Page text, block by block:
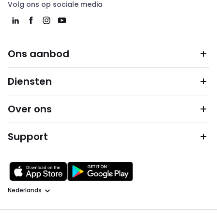
Volg ons op sociale media
Ons aanbod
Diensten
Over ons
Support
Taal